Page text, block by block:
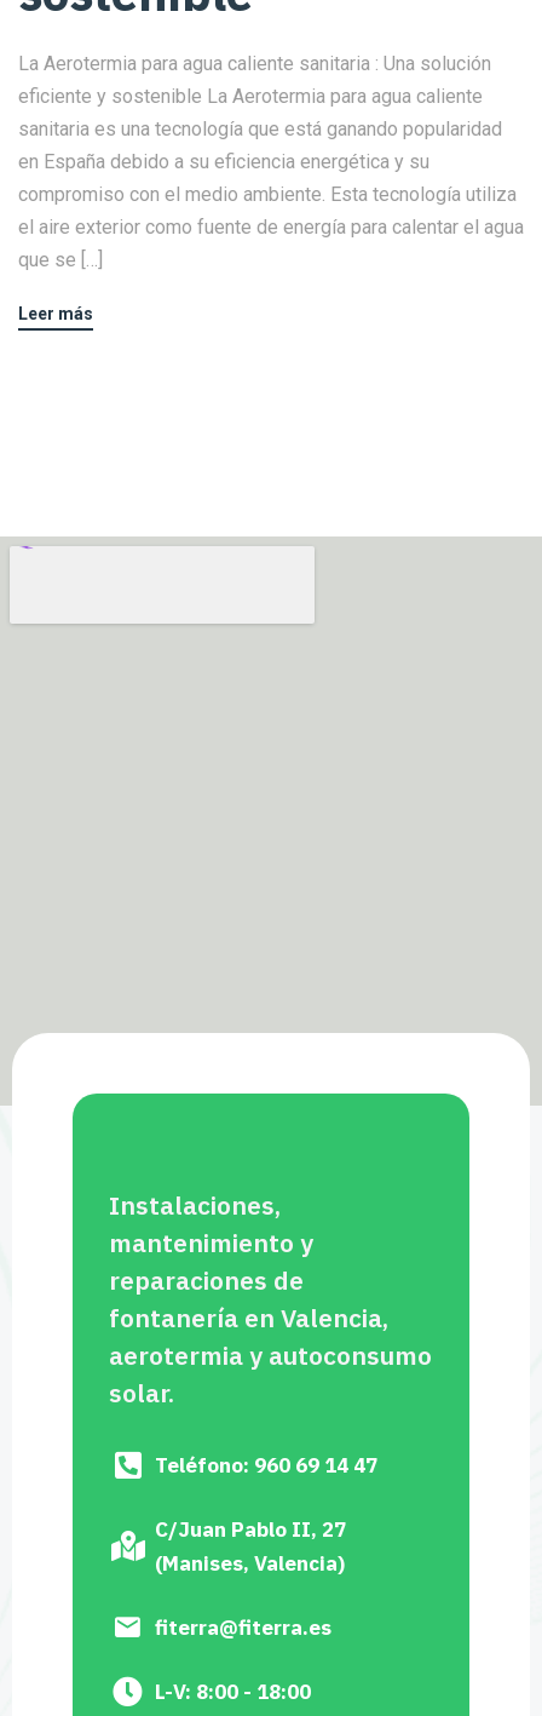
La Aerotermia para agua caliente sanitaria : Una solución
eficiente y sostenible La Aerotermia para agua caliente
sanitaria es una tecnología que está ganando popularidad
en España debido a su eficiencia energética y su
compromiso con el medio ambiente. Esta tecnología utiliza
el aire exterior como fuente de energía para calentar el agua
que se […]
Leer más
Instalaciones,
mantenimiento y
reparaciones de
fontanería en Valencia,
aerotermia y autoconsumo
solar.
Teléfono: 960 69 14 47
C/Juan Pablo II, 27
(Manises, Valencia)
fiterra@fiterra.es
L-V: 8:00 - 18:00